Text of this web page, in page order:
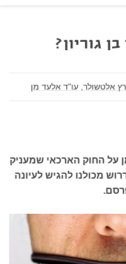
גוריון?
אלטשולר, עו"ד אלעד מן
על החוק הארכאי שמעניק
מכולנו להגיש לעיונה